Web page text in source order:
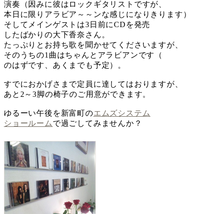
演奏（因みに彼はロックギタリストですが、
本日に限りアラビア～～ンな感じになりきります）
そしてメインゲストは3日前にCDを発売
したばかりの大下香奈さん。
たっぷりとお持ち歌を聞かせてくださいますが、
そのうちの1曲はちゃんとアラビアンです（
のはずです、あくまでも予定）。
すでにおかげさまで定員に達してはおりますが、
あと2～3脚の椅子のご用意ができます。
ゆるーい午後を新富町のエムズシステム
ショールーム で過ごしてみませんか？